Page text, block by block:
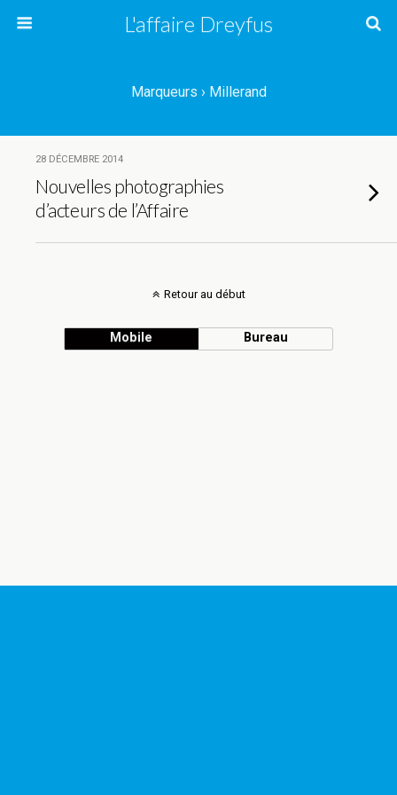
L'affaire Dreyfus
Marqueurs › Millerand
28 DÉCEMBRE 2014
Nouvelles photographies
d’acteurs de l’Affaire
Retour au début
Mobile Bureau